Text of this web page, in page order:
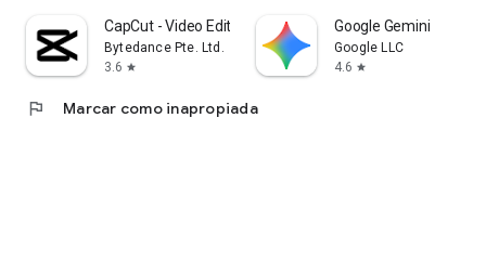
CapCut - Video Editor
Bytedance Pte. Ltd.
3.6 star
Google Gemini
Google LLC
4.6 star
flag Marcar como inapropiada